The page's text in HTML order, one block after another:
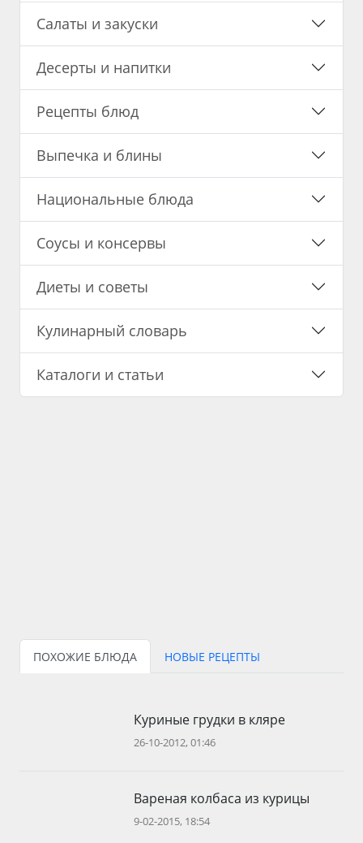
Салаты и закуски
Десерты и напитки
Рецепты блюд
Выпечка и блины
Национальные блюда
Соусы и консервы
Диеты и советы
Кулинарный словарь
Каталоги и статьи
ПОХОЖИЕ БЛЮДА НОВЫЕ РЕЦЕПТЫ
Куриные грудки в кляре
26-10-2012, 01:46
Вареная колбаса из курицы
9-02-2015, 18:54